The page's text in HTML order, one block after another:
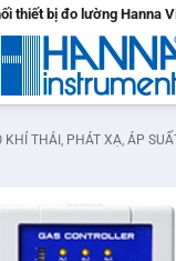
thiết bị đo lường Hanna
KHÍ THẢI, PHÁT XẠ, ÁP